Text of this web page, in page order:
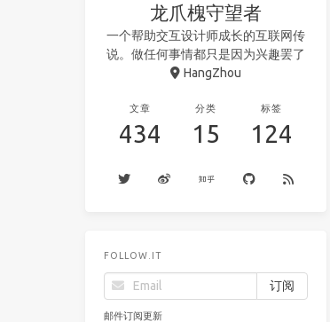
龙爪槐守望者
一个帮助交互设计师成长的互联网传
说。做任何事情都只是因为兴趣罢了
HangZhou
文章
434
分类
15
标签
124
FOLLOW.IT
邮件订阅更新